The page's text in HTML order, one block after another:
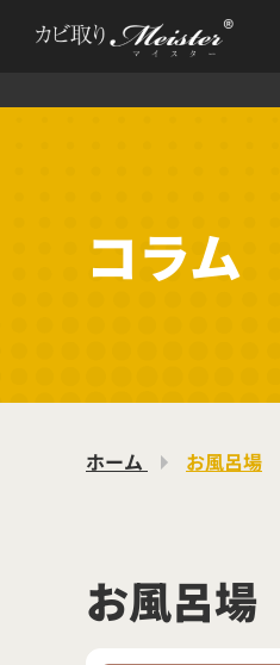
コラム
ホーム お風呂場
お風呂場